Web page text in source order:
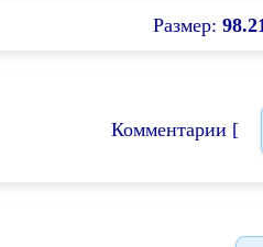
Размер:
Комментарии [